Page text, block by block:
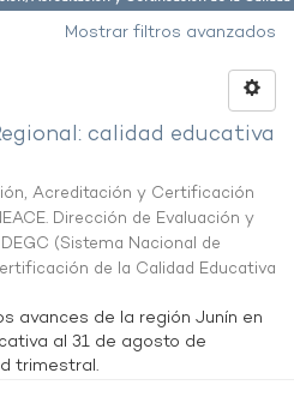
Mostrar filtros avanzados
calidad educativa
Acreditación y Certificación
Dirección de Evaluación y
(Sistema Nacional de
de la Calidad Educativa
avances de la región Junín en
al 31 de agosto de
trimestral.